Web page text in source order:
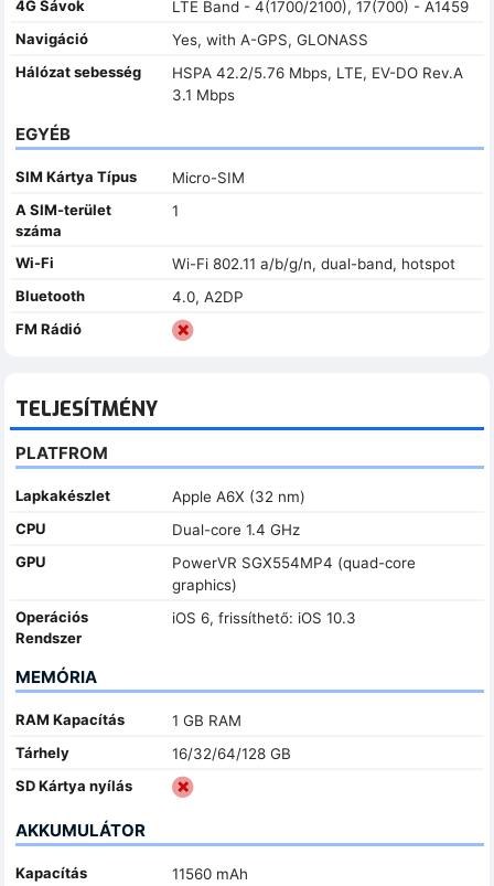
4G Sávok
LTE Band - 4(1700/2100), 17(700) - A1459
Navigáció
Yes, with A-GPS, GLONASS
Hálózat sebesség
HSPA 42.2/5.76 Mbps, LTE, EV-DO Rev.A
3.1 Mbps
EGYÉB
SIM Kártya Típus
Micro-SIM
A SIM-terület
száma
1
Wi-Fi
Wi-Fi 802.11 a/b/g/n, dual-band, hotspot
Bluetooth
4.0, A2DP
FM Rádió
TELJESÍTMÉNY
PLATFROM
Lapkakészlet
Apple A6X (32 nm)
CPU
Dual-core 1.4 GHz
GPU
PowerVR SGX554MP4 (quad-core
graphics)
Operációs
Rendszer
iOS 6, frissíthető: iOS 10.3
MEMÓRIA
RAM Kapacítás
1 GB RAM
Tárhely
16/32/64/128 GB
SD Kártya nyílás
AKKUMULÁTOR
Kapacítás
11560 mAh